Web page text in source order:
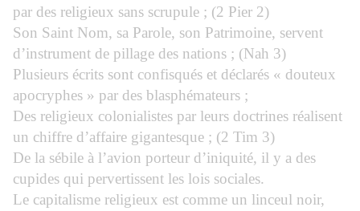
par des religieux sans scrupule ; (2 Pier 2)
Son Saint Nom, sa Parole, son Patrimoine, servent
d’instrument de pillage des nations ; (Nah 3)
Plusieurs écrits sont confisqués et déclarés « douteux
apocryphes » par des blasphémateurs ;
Des religieux colonialistes par leurs doctrines réalisent
un chiffre d’affaire gigantesque ; (2 Tim 3)
De la sébile à l’avion porteur d’iniquité, il y a des
cupides qui pervertissent les lois sociales.
Le capitalisme religieux est comme un linceul noir,